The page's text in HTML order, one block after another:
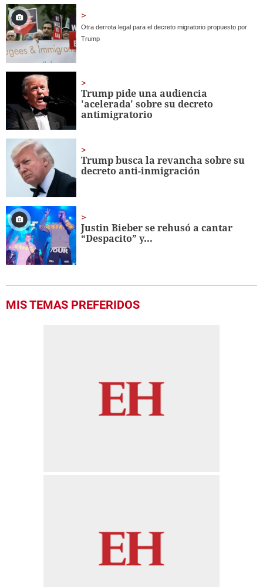
1
minute,
56
seconds
Otra derrota legal para el decreto migratorio propuesto por
Trump
Trump pide una audiencia
'acelerada' sobre su decreto
antimigratorio
Trump busca la revancha sobre su
decreto anti-inmigración
Justin Bieber se rehusó a cantar
“Despacito” y...
MIS TEMAS PREFERIDOS